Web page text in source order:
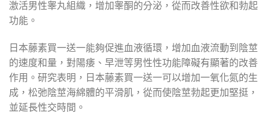
激活男性睾丸組織，增加睾酮的分泌，從而改善性欲和勃起
功能。
日本藤素買一送一能夠促進血液循環，增加血液流動到陰莖
的速度和量，對陽痿、早泄等男性性功能障礙有顯著的改善
作用。研究表明，日本藤素買一送一可以增加一氧化氮的生
成，松弛陰莖海綿體的平滑肌，從而使陰莖勃起更加堅挺，
並延長性交時間。